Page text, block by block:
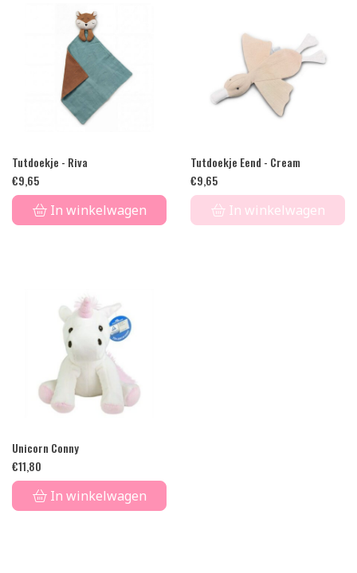
Tutdoekje - Riva
€9,65
In winkelwagen
Tutdoekje Eend - Cream
€9,65
In winkelwagen
Unicorn Conny
€11,80
In winkelwagen